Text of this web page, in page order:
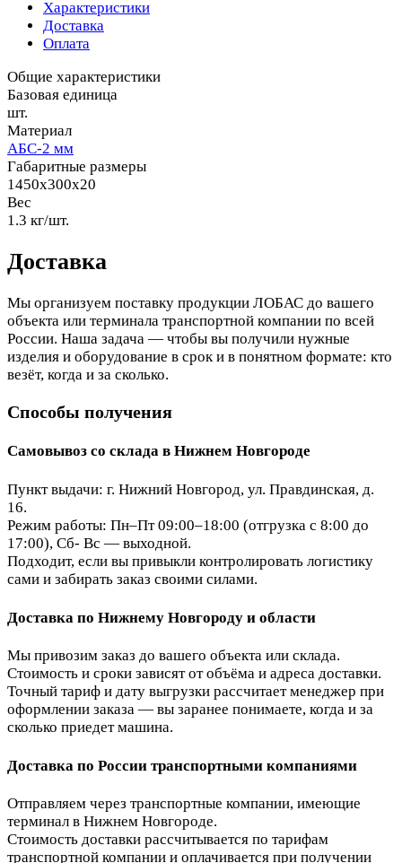
Характеристики
Доставка
Оплата
Общие характеристики
Базовая единица
шт.
Материал
АБС-2 мм
Габаритные размеры
1450х300х20
Вес
1.3 кг/шт.
Доставка
Мы организуем поставку продукции ЛОБАС до вашего
объекта или терминала транспортной компании по всей
России. Наша задача — чтобы вы получили нужные
изделия и оборудование в срок и в понятном формате: кто
везёт, когда и за сколько.
Способы получения
Самовывоз со склада в Нижнем Новгороде
Пункт выдачи: г. Нижний Новгород, ул. Правдинская, д.
16.
Режим работы: Пн–Пт 09:00–18:00 (отгрузка с 8:00 до
17:00), Сб- Вс — выходной.
Подходит, если вы привыкли контролировать логистику
сами и забирать заказ своими силами.
Доставка по Нижнему Новгороду и области
Мы привозим заказ до вашего объекта или склада.
Стоимость и сроки зависят от объёма и адреса доставки.
Точный тариф и дату выгрузки рассчитает менеджер при
оформлении заказа — вы заранее понимаете, когда и за
сколько приедет машина.
Доставка по России транспортными компаниями
Отправляем через транспортные компании, имеющие
терминал в Нижнем Новгороде.
Стоимость доставки рассчитывается по тарифам
транспортной компании и оплачивается при получении